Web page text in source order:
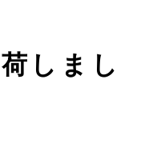
しまし